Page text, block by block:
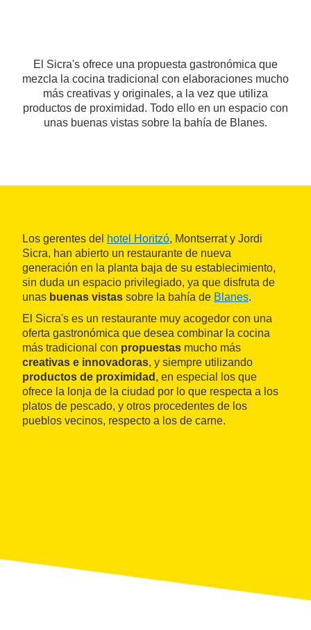
El Sicra's ofrece una propuesta gastronómica que
mezcla la cocina tradicional con elaboraciones mucho
más creativas y originales, a la vez que utiliza
productos de proximidad. Todo ello en un espacio con
unas buenas vistas sobre la bahía de Blanes.
Los gerentes del hotel Horitzó, Montserrat y Jordi
Sicra, han abierto un restaurante de nueva
generación en la planta baja de su establecimiento,
sin duda un espacio privilegiado, ya que disfruta de
unas buenas vistas sobre la bahía de Blanes.
El Sicra's es un restaurante muy acogedor con una
oferta gastronómica que desea combinar la cocina
más tradicional con propuestas mucho más
creativas e innovadoras, y siempre utilizando
productos de proximidad , en especial los que
ofrece la lonja de la ciudad por lo que respecta a los
platos de pescado, y otros procedentes de los
pueblos vecinos, respecto a los de carne.